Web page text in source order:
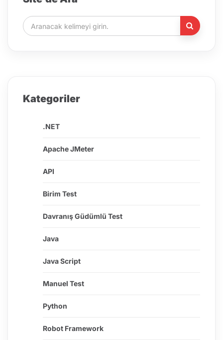
Kategoriler
.NET
Apache JMeter
API
Birim Test
Davranış Güdümlü Test
Java
Java Script
Manuel Test
Python
Robot Framework